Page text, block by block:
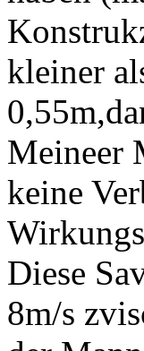
kleiner
Meineer
keine
Diese
8m/s